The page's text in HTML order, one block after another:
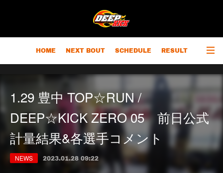
HOME NEXT BOUT SCHEDULE RESULT
RANKING CHAMPIONS OUTLINE
1.29 豊中 TOP☆RUN /
DEEP☆KICK ZERO 05 前日公式
計量結果&各選手コメント
NEWS 2023.01.28 09:22